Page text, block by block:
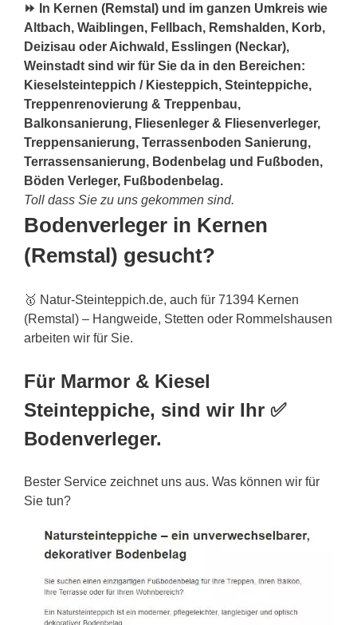
⏩ In Kernen (Remstal) und im ganzen Umkreis wie
Altbach, Waiblingen, Fellbach, Remshalden, Korb,
Deizisau oder Aichwald, Esslingen (Neckar),
Weinstadt sind wir für Sie da in den Bereichen:
Kieselsteinteppich / Kiesteppich, Steinteppiche,
Treppenrenovierung & Treppenbau,
Balkonsanierung, Fliesenleger & Fliesenverleger,
Treppensanierung, Terrassenboden Sanierung,
Terrassensanierung, Bodenbelag und Fußboden,
Böden Verleger, Fußbodenbelag.
Toll dass Sie zu uns gekommen sind.
Bodenverleger in Kernen
(Remstal) gesucht?
🥇 Natur-Steinteppich.de, auch für 71394 Kernen
(Remstal) – Hangweide, Stetten oder Rommelshausen
arbeiten wir für Sie.
Für Marmor & Kiesel
Steinteppiche, sind wir Ihr ✅
Bodenverleger.
Bester Service zeichnet uns aus. Was können wir für
Sie tun?